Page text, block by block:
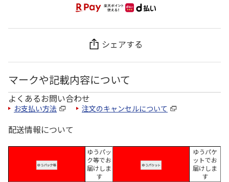
シェアする
マークや記載内容について
よくあるお問い合わせ
お支払い方法 注文のキャンセルについて
配送情報について
ゆうパッ
ク等でお
届けしま
す
ゆうパケ
ットでお
届けしま
す